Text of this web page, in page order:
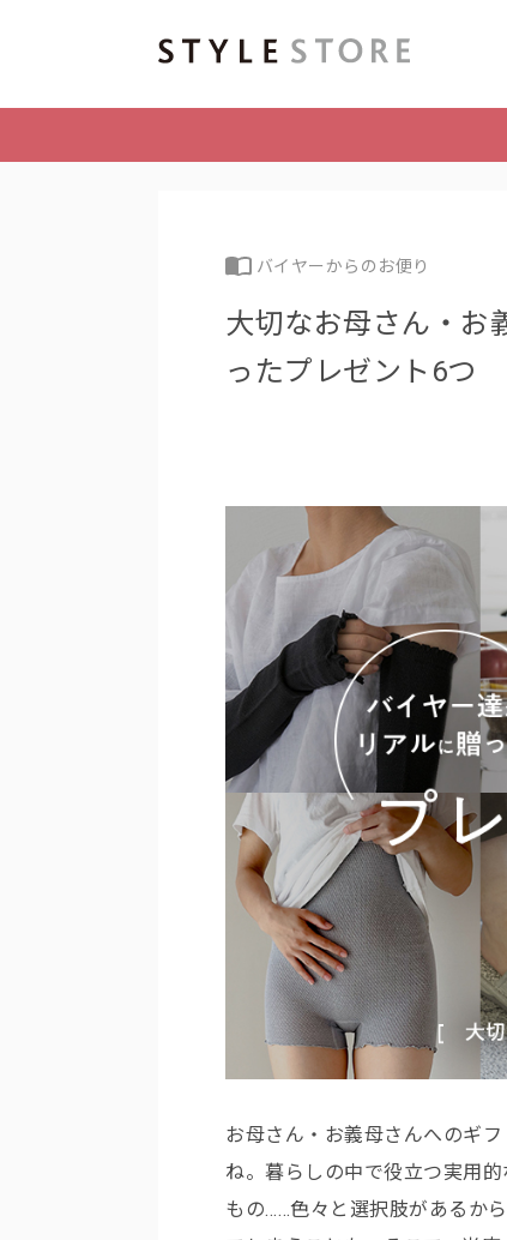
バイヤーからのお便り
大切なお母さん・お
ったプレゼント6つ
お母さん・お義母さんへのギ
ね。暮らしの中で役立つ実用
もの……色々と選択肢があるか